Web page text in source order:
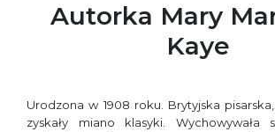
Autorka Mary
Kaye
Urodzona w 1908 roku. Brytyjska
zyskały miano klasyki.